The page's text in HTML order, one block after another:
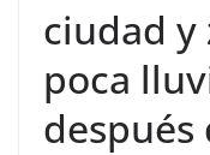
ciudad y
poca
después